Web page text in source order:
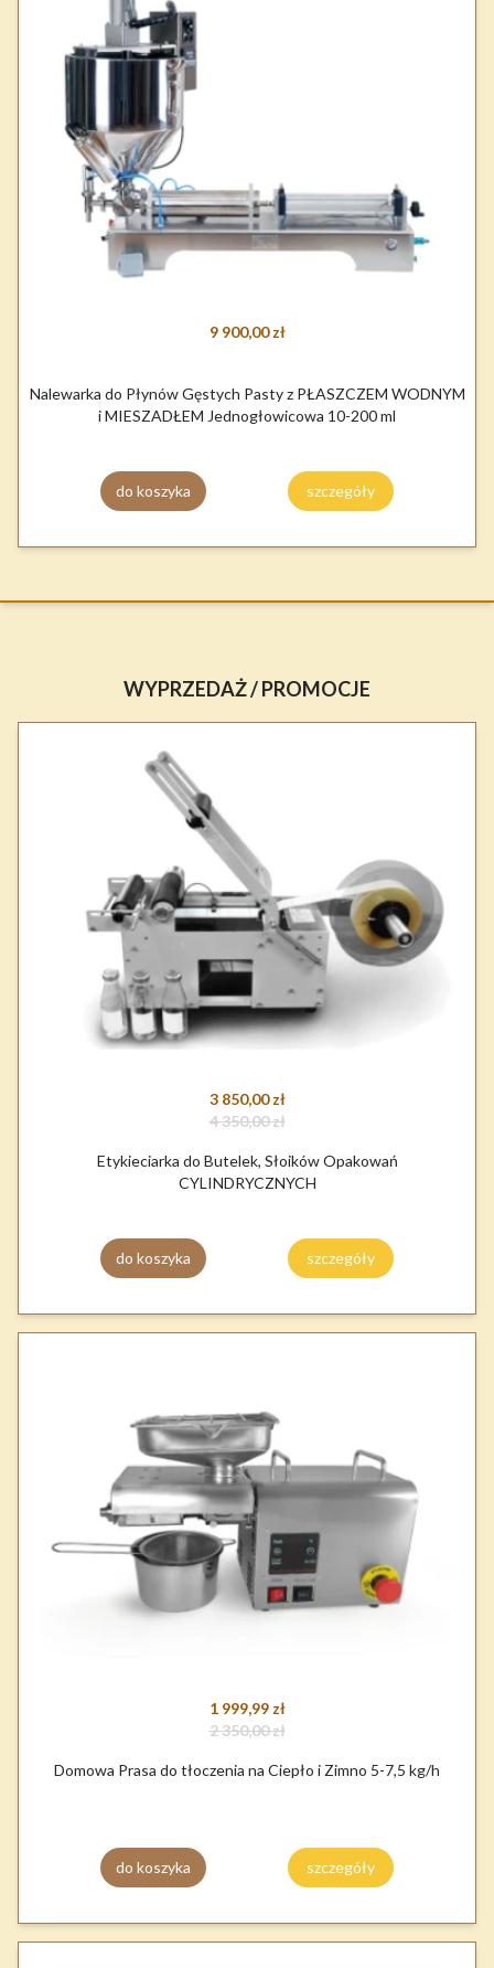
9 900,00 zł
Nalewarka do Płynów Gęstych Pasty z PŁASZCZEM WODNYM
i MIESZADŁEM Jednogłowicowa 10-200 ml
do koszyka szczegóły
WYPRZEDAŻ / PROMOCJE
3 850,00 zł
4 350,00 zł
Etykieciarka do Butelek, Słoików Opakowań
CYLINDRYCZNYCH
do koszyka szczegóły
1 999,99 zł
2 350,00 zł
Domowa Prasa do tłoczenia na Ciepło i Zimno 5-7,5 kg/h
do koszyka szczegóły